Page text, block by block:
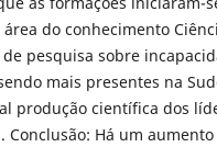
do conhecimento
pesquisa sobre
mais presentes na
produção científica dos
Conclusão: Há um